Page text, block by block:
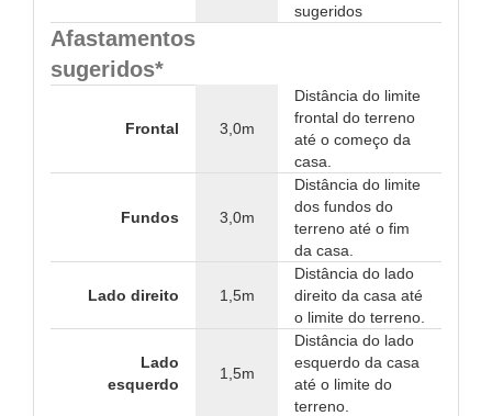
sugeridos
Afastamentos
sugeridos*
Frontal 3,0m
Distância do limite
frontal do terreno
até o começo da
casa.
Fundos 3,0m
Distância do limite
dos fundos do
terreno até o fim
da casa.
Lado direito 1,5m
Distância do lado
direito da casa até
o limite do terreno.
Lado
esquerdo
1,5m
Distância do lado
esquerdo da casa
até o limite do
terreno.